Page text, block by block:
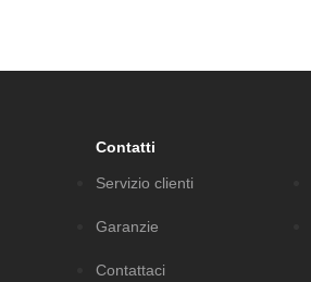
Contatti
Servizio clienti
Garanzie
Contattaci